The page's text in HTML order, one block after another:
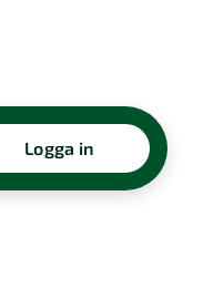
Logga in